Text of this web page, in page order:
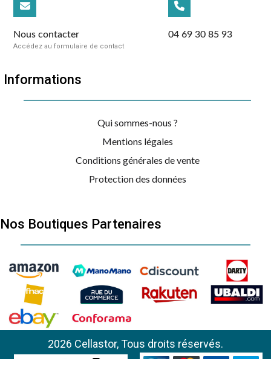
MH 6535 GDS
Nous contacter
Accédez au formulaire de contact
04 69 30 85 93
Informations
Qui sommes-nous ?
Mentions légales
Conditions générales de vente
Protection des données
Nos Boutiques Partenaires
2026 Cellastor, Tous droits réservés.